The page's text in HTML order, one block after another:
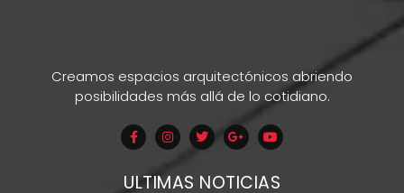
Creamos espacios arquitectónicos abriendo
posibilidades más allá de lo cotidiano.
ULTIMAS NOTICIAS